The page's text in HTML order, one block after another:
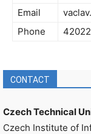
Email
Phone
CONTACT
Czech Technical
Czech Institute of